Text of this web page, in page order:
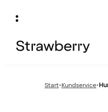
Start•Föregående
Kundservice•